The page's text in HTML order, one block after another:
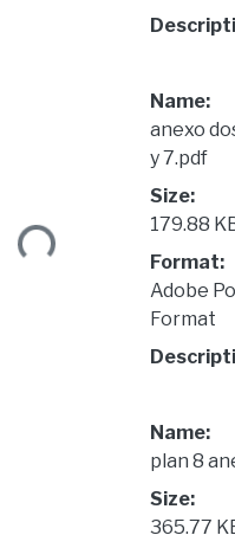
Name:
anexo
y 7.pdf
Size:
179.88
Format:
Adobe
Format
Name:
plan 8
Size:
365.77